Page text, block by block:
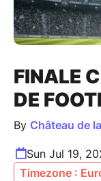
FINALE
DE
By Château de
Sun Jul 19,
Timezone :